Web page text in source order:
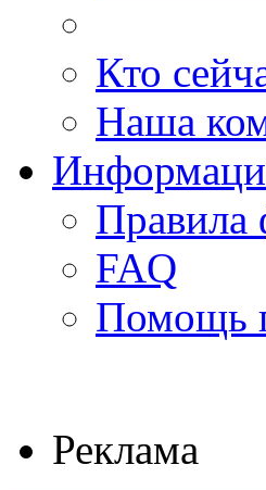
Кто
Наша
Правила
FAQ
Помощь
Реклама